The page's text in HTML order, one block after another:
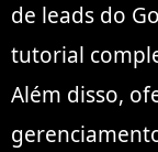
de leads do
tutorial
Além disso,